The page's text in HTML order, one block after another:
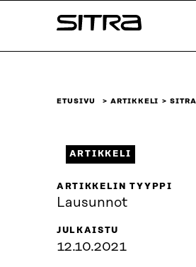
sisältöön
Sitra
ETUSIVU ARTIKKELI
ARTIKKELI
ARTIKKELIN TYYPPI
Lausunnot
JULKAISTU
12.10.2021